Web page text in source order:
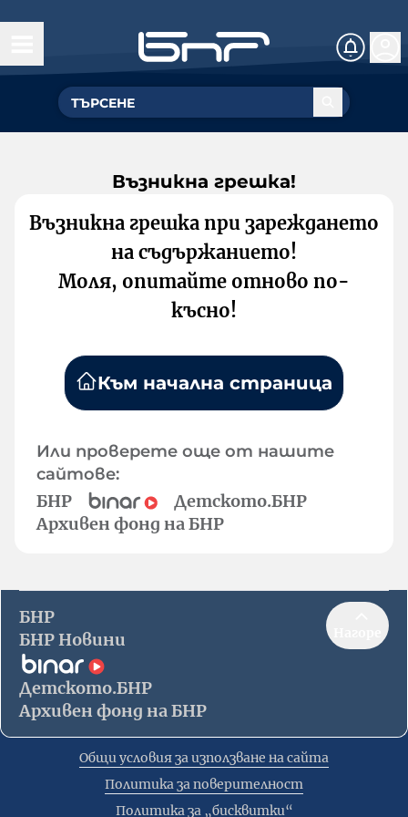
Възникна грешка!
Възникна грешка при зареждането
на съдържанието!
Моля, опитайте отново по-
късно!
Към начална страница
Или проверете още от нашите
сайтове:
БНР
Детското.БНР
Архивен фонд на БНР
БНР
БНР Новини
Детското.БНР
Архивен фонд на БНР
Общи условия за използване на сайта
Политика за поверителност
Политика за „бисквитки“